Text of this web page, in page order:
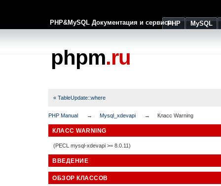
PHP&MySQL Документация и сервисыPHP MySQL
phpm.ru
« TableUpdate::where
PHP Manual Mysql_xdevapi Класс Warning
КЛАСС WARNING
(PECL mysql-xdevapi >= 8.0.11)
ВВЕДЕНИЕ
ОБЗОР КЛАССОВ